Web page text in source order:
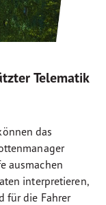
Telematik
das
ausmachen
interpretieren,
für die Fahrer